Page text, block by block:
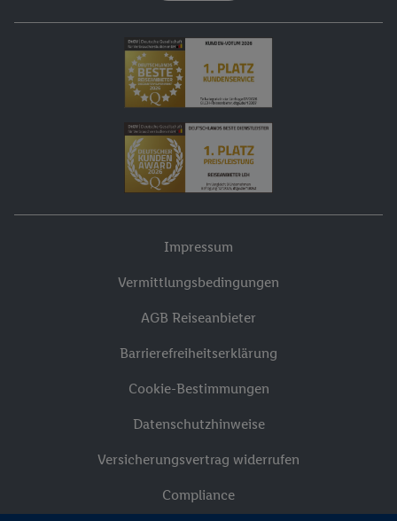
Impressum
Vermittlungsbedingungen
AGB Reiseanbieter
Barrierefreiheitserklärung
Cookie-Bestimmungen
Datenschutzhinweise
Versicherungsvertrag widerrufen
Compliance